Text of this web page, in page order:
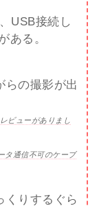
USB接続し
ある。
らの撮影が出
ビューがありまし
タ通信不可のケーブ
くりするぐら